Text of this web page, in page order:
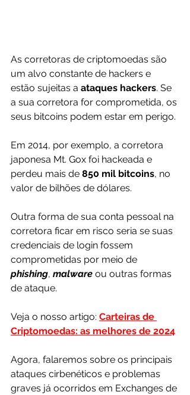
As corretoras de criptomoedas são
um alvo constante de hackers e
estão sujeitas a ataques hackers. Se
a sua corretora for comprometida, os
seus bitcoins podem estar em perigo.
Em 2014, por exemplo, a corretora
japonesa Mt. Gox foi hackeada e
perdeu mais de 850 mil bitcoins, no
valor de bilhões de dólares.
Outra forma de sua conta pessoal na
corretora ficar em risco seria se suas
credenciais de login fossem
comprometidas por meio de
phishing, malware ou outras formas
de ataque.
Veja o nosso artigo: Carteiras de
Criptomoedas: as melhores de 2024
Agora, falaremos sobre os principais
ataques cirbenéticos e problemas
graves já ocorridos em Exchanges de